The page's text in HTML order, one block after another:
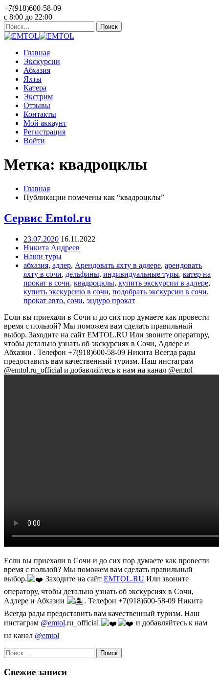
+7(918)600-58-09
c 8:00 до 22:00
Найти:
Главная
Экскурсии
Абхазия
Яхты
Катера
Экстрим
Отзывы
Контакты
Мой аккаунт
Регистрация
Войти
Метка: квадроцклы
Главная
Публикации помечены как “квадроцклы”
Сервис Emtol.ru
23.07.2020 16.11.2022
Никита Андреев
Наши туры
абхазия, адлер, Арендовать яхту в адлере, арендовать
яхту в сочи, дельфины, индивидуальные туры, катер на
прокат в сочи, квадроцклы, купить экскурсии в адлере,
купить экскурсию в сочи, подобрать экскурсии в сочи,
прокат авто, сочи, эндуро прокат
Если вы приехали в Сочи и до сих пор думаете как провести
время с пользой? Мы поможем вам сделать правильный
выбор. Заходите на сайт EMTOL.RU Или звоните оператору,
чтобы детально узнать об экскурсиях в Сочи, Адлере и
Абхазии . Телефон +7(918)600-58-09 Никита Всегда рады
предоставить вам качественный туризм. Наш инстаграм
@emtol.ru_official и добавляйтесь к нам на канал @emtol
Если вы приехали в Сочи и до сих пор думаете как провести
время с пользой? Мы поможем вам сделать правильный
выбор.
Заходите на сайтEMTOL.RU Или звоните
оператору, чтобы детально узнать об экскурсиях в Сочи,
Адлере и Абхазии
. Телефон +7(918)600-58-09 Никита
Всегда рады предоставить вам качественный туризм. Наш
инстаграм @emtol.ru_official
и добавляйтесь к нам
на канал @emtol
Найти:
Свежие записи